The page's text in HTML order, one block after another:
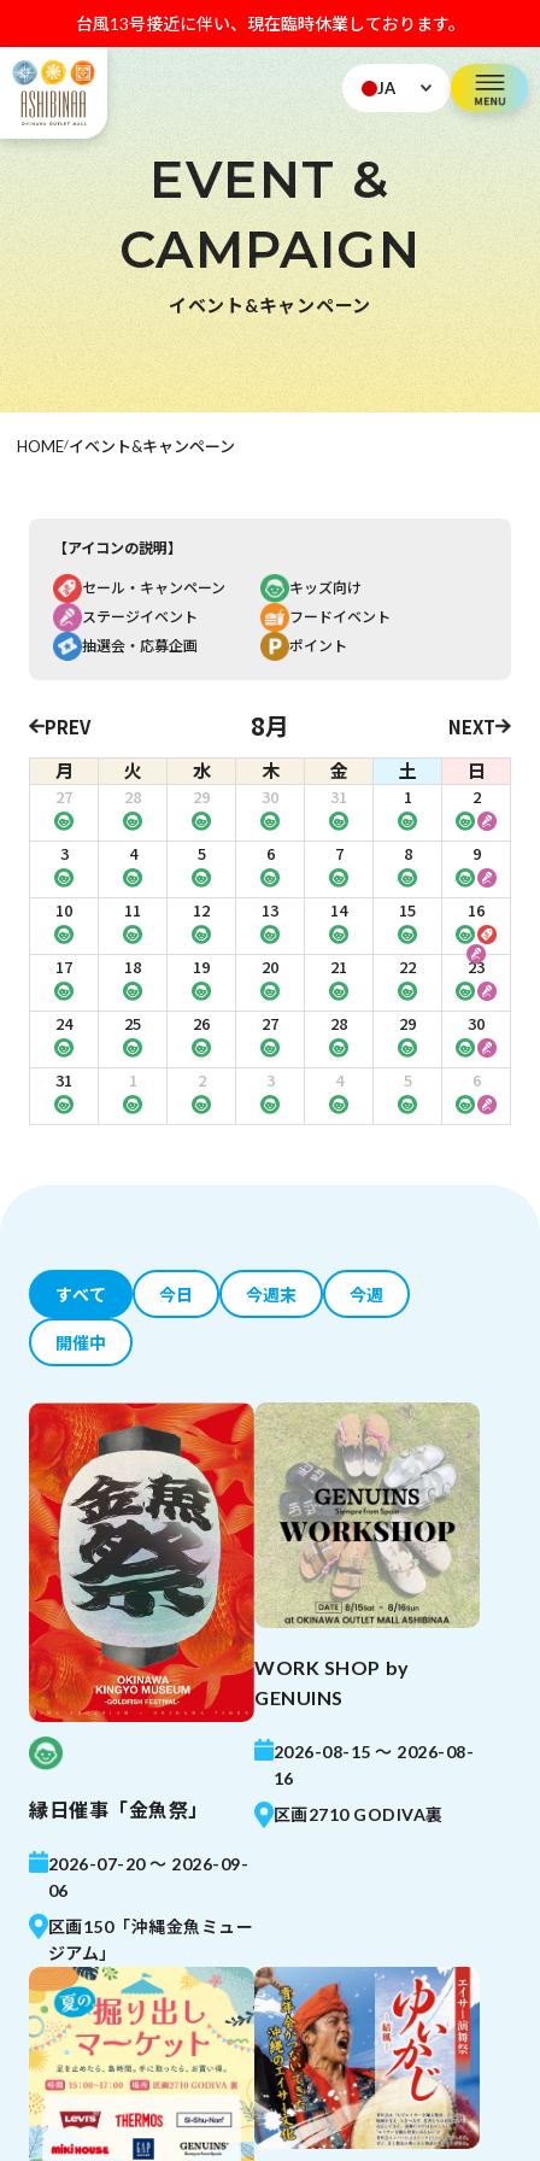
台風13号接近に伴い、現在臨時休業しております。
JA
EVENT &
CAMPAIGN
イベント&キャンペーン
HOME/イベント&キャンペーン
【アイコンの説明】
セール・キャンペーン
キッズ向け
ステージイベント
フードイベント
抽選会・応募企画
ポイント
PREV 8月 NEXT
月 火 水 木 金 土 日
27 28 29 30 31 1 2
3 4 5 6 7 8 9
10 11 12 13 14 15 16
17 18 19 20 21 22 23
24 25 26 27 28 29 30
31 1 2 3 4 5 6
すべて 今日 今週末 今週
開催中
縁日催事「金魚祭」
2026-07-20 ～ 2026-09-
06
区画150「沖縄金魚ミュー
ジアム」
WORK SHOP by
GENUINS
2026-08-15 ～ 2026-08-
16
区画2710 GODIVA裏